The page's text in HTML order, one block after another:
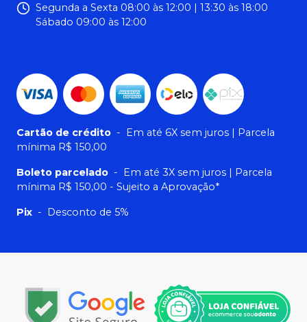
Segunda a Sexta 08:00 às 12:00 | 13:30 às 18:00
Sábado 09:00 às 12:00
Cartão de crédito - Em até 6X sem juros | Parcela
mínima R$ 150,00
Boleto parcelado - Em até 3X sem juros | Parcela
mínima R$ 150,00 - Sujeito a Aprovação*
Pix - Desconto de 5%